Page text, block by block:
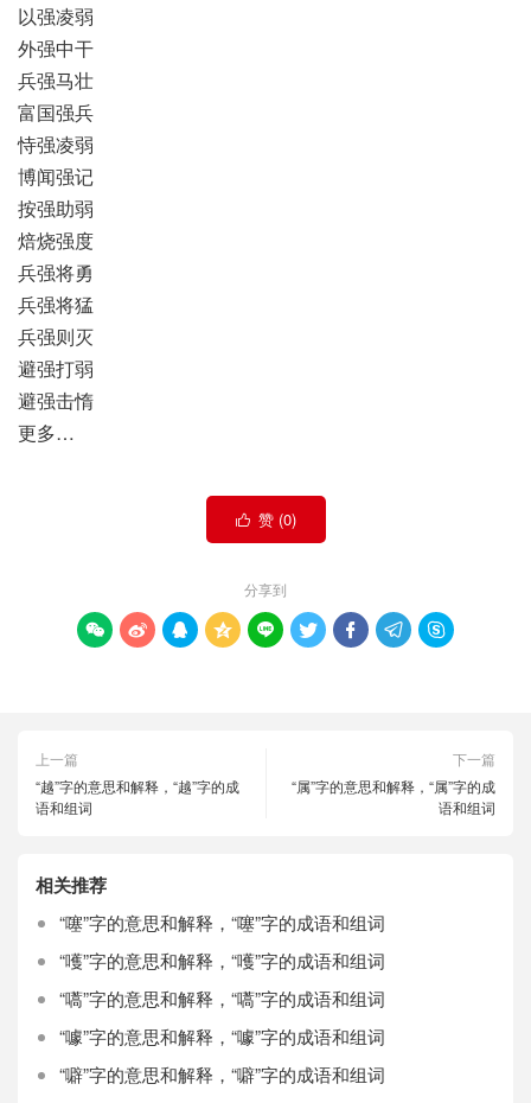
以强凌弱
外强中干
兵强马壮
富国强兵
恃强凌弱
博闻强记
按强助弱
焙烧强度
兵强将勇
兵强将猛
兵强则灭
避强打弱
避强击惰
更多…
 赞 (0)
分享到
        
上一篇
“越”字的意思和解释，“越”字的成
语和组词
下一篇
“属”字的意思和解释，“属”字的成
语和组词
相关推荐
“噻”字的意思和解释，“噻”字的成语和组词
“嚄”字的意思和解释，“嚄”字的成语和组词
“嚆”字的意思和解释，“嚆”字的成语和组词
“噱”字的意思和解释，“噱”字的成语和组词
“噼”字的意思和解释，“噼”字的成语和组词